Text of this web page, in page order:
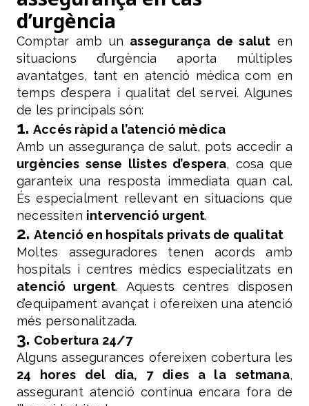
d’urgència
Comptar amb un assegurança de salut en
situacions d’urgència aporta múltiples
avantatges, tant en atenció mèdica com en
temps d’espera i qualitat del servei. Algunes
de les principals són:
1. Accés ràpid a l’atenció mèdica
Amb un assegurança de salut, pots accedir a
urgències sense llistes d’espera, cosa que
garanteix una resposta immediata quan cal.
És especialment rellevant en situacions que
necessiten intervenció urgent.
2. Atenció en hospitals privats de qualitat
Moltes asseguradores tenen acords amb
hospitals i centres mèdics especialitzats en
atenció urgent. Aquests centres disposen
d’equipament avançat i ofereixen una atenció
més personalitzada.
3. Cobertura 24/7
Alguns assegurances ofereixen cobertura les
24 hores del dia, 7 dies a la setmana,
assegurant atenció contínua encara fora de